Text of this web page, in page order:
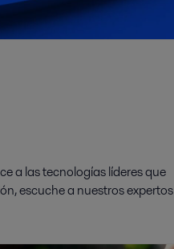
a las tecnologías líderes que
escuche a nuestros expertos